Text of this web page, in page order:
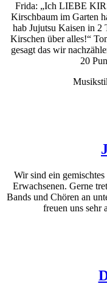
Frida: „Ich LIEBE
Kirschbaum im Garten
hab Jujutsu Kaisen in 2
Kirschen über alles!“
gesagt das wir
20
Wir sind ein
Erwachsenen. Gerne
Bands und Chören an
freuen uns sehr